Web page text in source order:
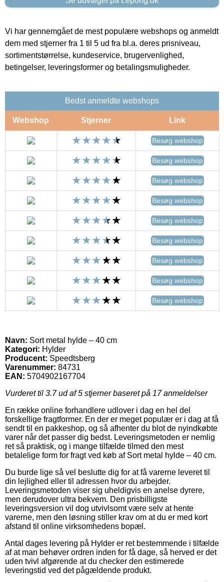
Vi har gennemgået de mest populære webshops og anmeldt
dem med stjerner fra 1 til 5 ud fra bl.a. deres prisniveau,
sortimentstørrelse, kundeservice, brugervenlighed,
betingelser, leveringsformer og betalingsmuligheder.
Bedst anmeldte webshops
Webshop Stjerner Link
Besøg webshop
Besøg webshop
Besøg webshop
Besøg webshop
Besøg webshop
Besøg webshop
Besøg webshop
Besøg webshop
Besøg webshop
Navn: Sort metal hylde – 40 cm
Kategori: Hylder
Producent: Speedtsberg
Varenummer: 84731
EAN: 5704902167704
Vurderet til 3.7ud af 5 stjerner baseret på 17anmeldelser
En række online forhandlere udlover i dag en hel del
forskellige fragtformer. En der er meget populær er i dag at få
sendt til en pakkeshop, og så afhenter du blot de nyindkøbte
varer når det passer dig bedst. Leveringsmetoden er nemlig
ret så praktisk, og i mange tilfælde tilmed den mest
betalelige form for fragt ved køb af Sort metal hylde – 40 cm.
Du burde lige så vel beslutte dig for at få varerne leveret til
din lejlighed eller til adressen hvor du arbejder.
Leveringsmetoden viser sig uheldigvis en anelse dyrere,
men derudover ultra bekvem. Den prisbilligste
leveringsversion vil dog utvivlsomt være selv at hente
varerne, men den løsning stiller krav om at du er med kort
afstand til online virksomhedens bopæl.
Antal dages levering på Hylder er ret bestemmende i tilfælde
af at man behøver ordren inden for få dage, så herved er det
uden tvivl afgørende at du checker den estimerede
leveringstid ved det pågældende produkt.